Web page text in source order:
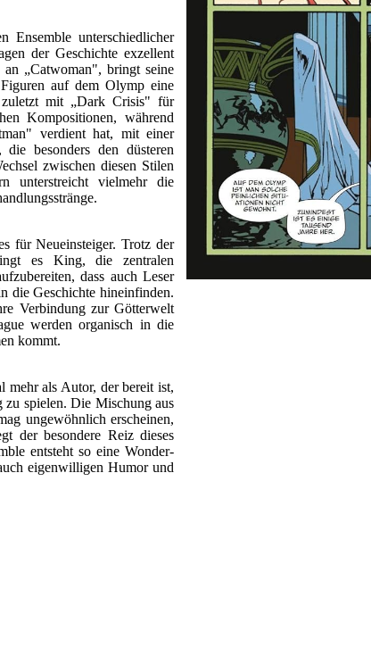
Ensemble unterschiedlicher
der Geschichte exzellent
„Catwoman", bringt seine
auf dem Olymp eine
zuletzt mit „Dark Crisis" für
Kompositionen, während
verdient hat, mit einer
die besonders den düsteren
zwischen diesen Stilen
unterstreicht vielmehr die
für Neueinsteiger. Trotz der
es King, die zentralen
dass auch Leser
die Geschichte hineinfinden.
Verbindung zur Götterwelt
werden organisch in die
kommt.
als Autor, der bereit ist,
zu spielen. Die Mischung aus
ungewöhnlich erscheinen,
der besondere Reiz dieses
entsteht so eine Wonder-
eigenwilligen Humor und